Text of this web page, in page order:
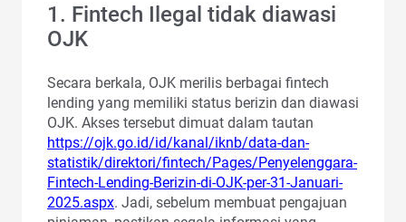
1. Fintech Ilegal tidak diawasi
OJK
Secara berkala, OJK merilis berbagai fintech
lending yang memiliki status berizin dan diawasi
OJK. Akses tersebut dimuat dalam tautan
https://ojk.go.id/id/kanal/iknb/data-dan-
statistik/direktori/fintech/Pages/Penyelenggara-
Fintech-Lending-Berizin-di-OJK-per-31-Januari-
2025.aspx. Jadi, sebelum membuat pengajuan